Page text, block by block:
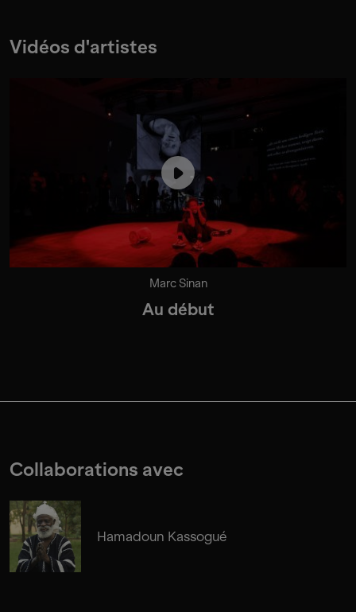
Vidéos d'artistes
Marc Sinan
Au début
Collaborations avec
Hamadoun Kassogué